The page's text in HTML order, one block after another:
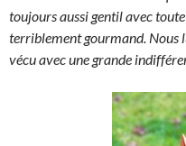
toujours aussi gentil avec
terriblement gourmand. Nous
vécu avec une grande